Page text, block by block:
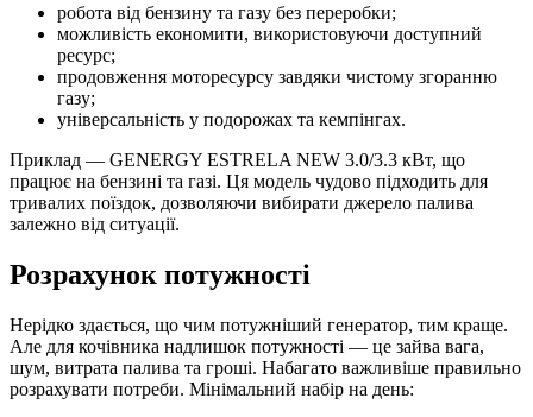
робота від бензину та газу без переробки;
можливість економити, використовуючи доступний
ресурс;
продовження моторесурсу завдяки чистому згоранню
газу;
універсальність у подорожах та кемпінгах.
Приклад — GENERGY ESTRELA NEW 3.0/3.3 кВт, що
працює на бензині та газі. Ця модель чудово підходить для
тривалих поїздок, дозволяючи вибирати джерело палива
залежно від ситуації.
Розрахунок потужності
Нерідко здається, що чим потужніший генератор, тим краще.
Але для кочівника надлишок потужності — це зайва вага,
шум, витрата палива та гроші. Набагато важливіше правильно
розрахувати потреби. Мінімальний набір на день: